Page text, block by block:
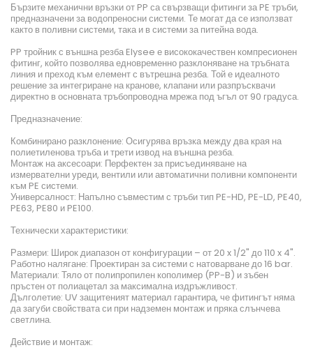
Бързите механични връзки от PP са свързващи фитинги за PE тръби,
предназначени за водопреносни системи. Те могат да се използват
както в поливни системи, така и в системи за питейна вода.
PP тройник с външна резба Elysee е висококачествен компресионен
фитинг, който позволява едновременно разклоняване на тръбната
линия и преход към елемент с вътрешна резба. Той е идеалното
решение за интегриране на кранове, клапани или разпръсквачи
директно в основната тръбопроводна мрежа под ъгъл от 90 градуса.
Предназначение:
Комбинирано разклонение: Осигурява връзка между два края на
полиетиленова тръба и трети извод на външна резба.
Монтаж на аксесоари: Перфектен за присъединяване на
измервателни уреди, вентили или автоматични поливни компоненти
към PE системи.
Универсалност: Напълно съвместим с тръби тип PE-HD, PE-LD, PE40,
PE63, PE80 и PE100.
Технически характеристики:
Размери: Широк диапазон от конфигурации – от 20 x 1/2" до 110 x 4".
Работно налягане: Проектиран за системи с натоварване до 16 bar.
Материали: Тяло от полипропилен кополимер (PP-B) и зъбен
пръстен от полиацетал за максимална издръжливост.
Дълголетие: UV защитеният материал гарантира, че фитингът няма
да загуби свойствата си при надземен монтаж и пряка слънчева
светлина.
Действие и монтаж: